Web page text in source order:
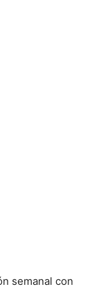
semanal con